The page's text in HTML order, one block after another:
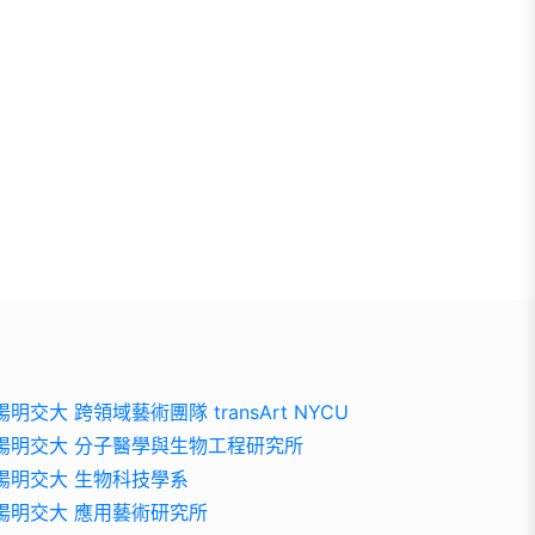
明交大 跨領域藝術團隊 transArt NYCU
明交大 分子醫學與生物工程研究所
明交大 生物科技學系
明交大 應用藝術研究所